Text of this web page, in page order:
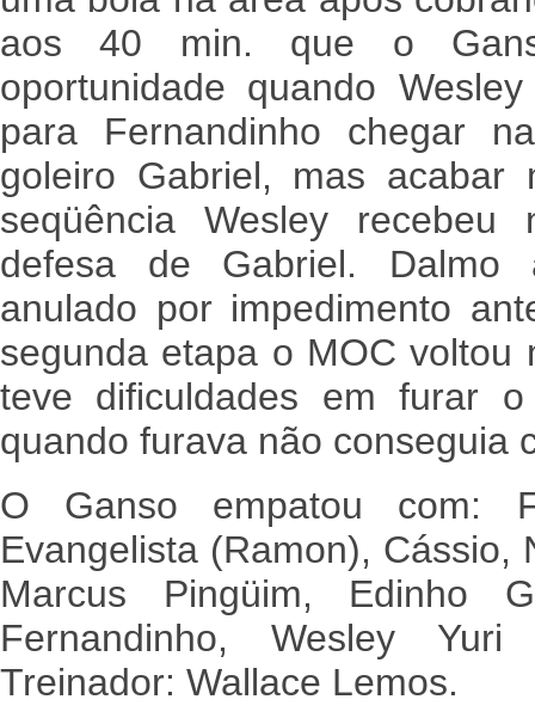
aos 40 min. que o
oportunidade quando
para Fernandinho chegar
goleiro Gabriel, mas acabar
seqüência Wesley
defesa de Gabriel.
anulado por impedimento
segunda etapa o MOC voltou
teve dificuldades em furar
quando furava não conseguia
O Ganso empatou com:
Evangelista (Ramon), Cássio,
Marcus Pingüim, Edinho
Fernandinho, Wesley
Treinador: Wallace Lemos.